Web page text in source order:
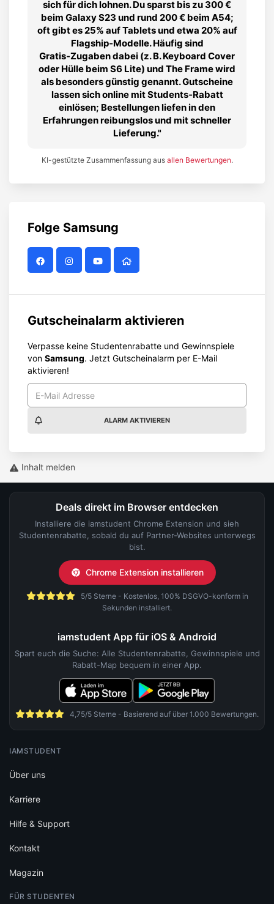
sich für dich lohnen. Du sparst bis zu 300 €
beim Galaxy S23 und rund 200 € beim A54;
oft gibt es 25% auf Tablets und etwa 20% auf
Flagship‑Modelle. Häufig sind
Gratis‑Zugaben dabei (z. B. Keyboard Cover
oder Hülle beim S6 Lite) und The Frame wird
als besonders günstig genannt. Gutscheine
lassen sich online mit Students‑Rabatt
einlösen; Bestellungen liefen in den
Erfahrungen reibungslos und mit schneller
Lieferung.
KI-gestützte Zusammenfassung aus allen Bewertungen.
Folge Samsung
Gutscheinalarm aktivieren
Verpasse keine Studentenrabatte und Gewinnspiele
von Samsung. Jetzt Gutscheinalarm per E-Mail
aktivieren!
ALARM AKTIVIEREN
Inhalt melden
Deals direkt im Browser entdecken
Installiere die iamstudent Chrome Extension und sieh
Studentenrabatte, sobald du auf Partner-Websites unterwegs
bist.
Chrome Extension installieren
5/5 Sterne - Kostenlos, 100% DSGVO-konform in
Sekunden installiert.
iamstudent App für iOS & Android
Spart euch die Suche: Alle Studentenrabatte, Gewinnspiele und
Rabatt-Map bequem in einer App.
4,75/5 Sterne - Basierend auf über 1.000 Bewertungen.
IAMSTUDENT
Über uns
Karriere
Hilfe & Support
Kontakt
Magazin
FÜR STUDENTEN